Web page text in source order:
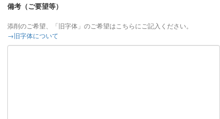
備考（ご要望等）
添削のご希望、「旧字体」のご希望はこちらにご記入ください。
→旧字体について